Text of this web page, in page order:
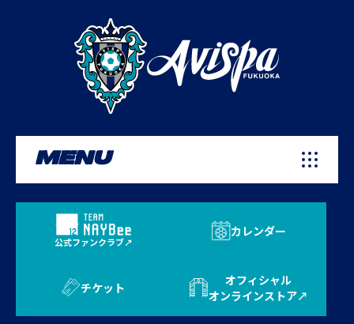
MENU
公式ファンクラブ
カレンダー
チケット
オフィシャル
オンラインストア